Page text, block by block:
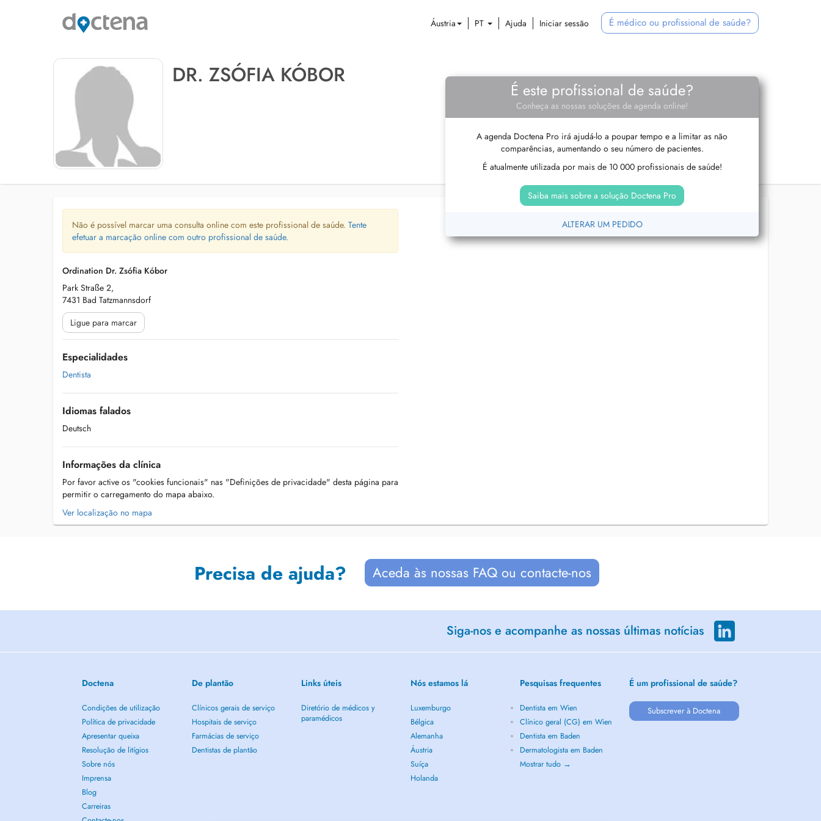
Áustria PT Ajuda Iniciar sessão É médico ou profissional de saúde?
DR. ZSÓFIA KÓBOR
É este profissional de saúde?
Conheça as nossas soluções de agenda online!
A agenda Doctena Pro irá ajudá-lo a poupar tempo e a limitar as não
comparências, aumentando o seu número de pacientes.
É atualmente utilizada por mais de 10 000 profissionais de saúde!
Saiba mais sobre a solução Doctena Pro
ALTERAR UM PEDIDO
Não é possível marcar uma consulta online com este profissional de saúde. Tente
efetuar a marcação online com outro profissional de saúde.
Ordination Dr. Zsófia Kóbor
Park Straße 2,
7431 Bad Tatzmannsdorf
Ligue para marcar
Especialidades
Dentista
Idiomas falados
Deutsch
Informações da clínica
Por favor active os "cookies funcionais" nas "Definições de privacidade" desta página para
permitir o carregamento do mapa abaixo.
Ver localização no mapa
Precisa de ajuda? Aceda às nossas FAQ ou contacte-nos
Siga-nos e acompanhe as nossas últimas notícias
Doctena
Condições de utilização
Política de privacidade
Apresentar queixa
Resolução de litígios
Sobre nós
Imprensa
Blog
Carreiras
De plantão
Clínicos gerais de serviço
Hospitais de serviço
Farmácias de serviço
Dentistas de plantão
Links úteis
Diretório de médicos y
paramédicos
Nós estamos lá
Luxemburgo
Bélgica
Alemanha
Áustria
Suíça
Holanda
Pesquisas frequentes
Dentista em Wien
Clínico geral (CG) em Wien
Dentista em Baden
Dermatologista em Baden
Mostrar tudo →
É um profissional de saúde?
Subscrever à Doctena